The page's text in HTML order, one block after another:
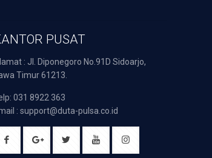
PUSAT
: Jl. Diponegoro No.91D Sidoarjo,
Timur 61213.
031 8922 363
: support@duta-pulsa.co.id